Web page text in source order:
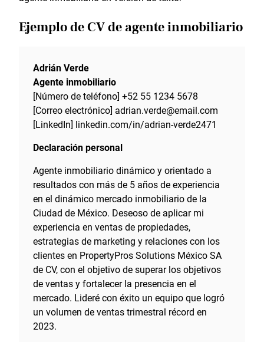
Ejemplo de CV de agente inmobiliario
Adrián Verde
Agente inmobiliario
[Número de teléfono] +52 55 1234 5678
[Correo electrónico] adrian.verde@email.com
[LinkedIn] linkedin.com/in/adrian-verde2471
Declaración personal
Agente inmobiliario dinámico y orientado a
resultados con más de 5 años de experiencia
en el dinámico mercado inmobiliario de la
Ciudad de México. Deseoso de aplicar mi
experiencia en ventas de propiedades,
estrategias de marketing y relaciones con los
clientes en PropertyPros Solutions México SA
de CV, con el objetivo de superar los objetivos
de ventas y fortalecer la presencia en el
mercado. Lideré con éxito un equipo que logró
un volumen de ventas trimestral récord en
2023.